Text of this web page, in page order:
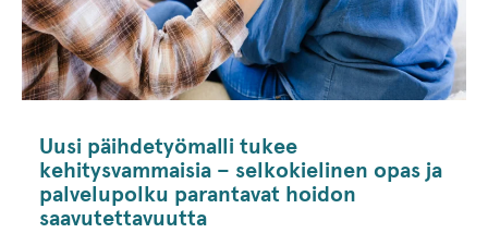
Uusi päihdetyömalli tukee
kehitysvammaisia – selkokielinen opas ja
palvelupolku parantavat hoidon
saavutettavuutta